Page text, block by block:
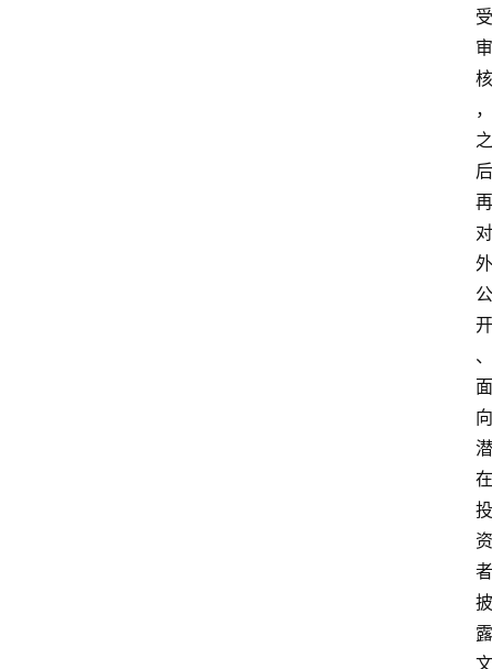
受
审
核
，
之
后
再
对
外
公
开
、
面
向
潜
在
投
资
者
披
露
文